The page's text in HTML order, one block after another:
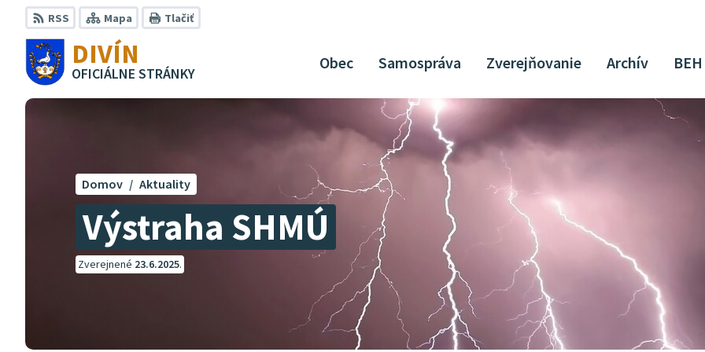
Preskočiť
na
obsah
RSS Mapa Tlačiť
DIVÍN
OFICIÁLNE STRÁNKY
Obec Samospráva Zverejňovanie Archív BEH
Výstraha SHMÚ
Domov Aktuality
Zverejnené 23.6.2025.